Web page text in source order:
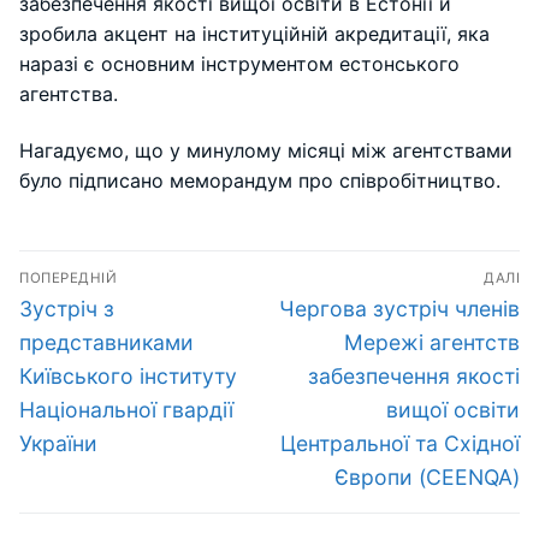
зробила акцент на інституційній акредитації, яка
наразі є основним інструментом естонського
агентства.
Нагадуємо, що у минулому місяці між агентствами
було підписано меморандум про співробітництво.
Навігація
записів
ПОПЕРЕДНІЙ
Попередній
запис:
Зустріч з
представниками
Київського інституту
Національної гвардії
України
ДАЛІ
Наступний
Чергова зустріч членів
Мережі агентств
забезпечення якості
вищої освіти
Центральної та Східної
Європи (CEENQA)